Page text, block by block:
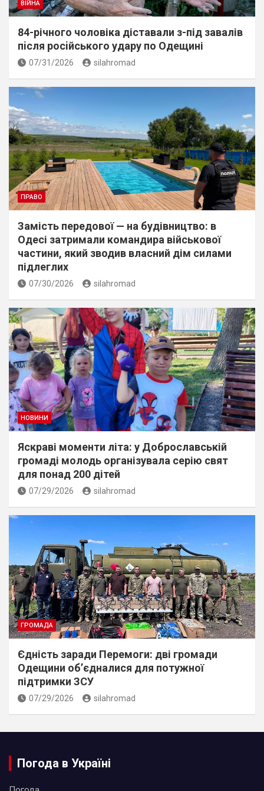
ВІЙНА
84-річного чоловіка діставали з-під завалів
пiсля росiйського удару по Одещині
07/31/2026 silahromad
ПРАВО
Замість передової — на будівництво: в
Одесі затримали командира військової
частини, який зводив власний дім силами
підлеглих
07/30/2026 silahromad
НОВИНИ
Яскраві моменти літа: у Доброславській
громаді молодь організувала серію свят
для понад 200 дітей
07/29/2026 silahromad
ГРОМАДА
Єдність заради Перемоги: дві громади
Одещини об’єдналися для потужної
підтримки ЗСУ
07/29/2026 silahromad
Погода в Україні